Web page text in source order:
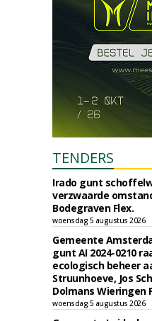
TENDERS
Irado gunt
verzwaarde
Bodegraven Flex.
woensdag 5 augustus 2026
Gemeente
gunt AI 2024-0210
ecologisch beheer
Struunhoeve, Jos
Dolmans Wieringen
woensdag 5 augustus 2026